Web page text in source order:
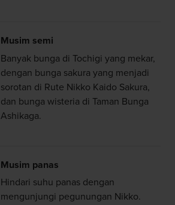
Musim semi
Banyak bunga di Tochigi yang mekar,
dengan bunga sakura yang menjadi
sorotan di Rute Nikko Kaido Sakura,
dan bunga wisteria di Taman Bunga
Ashikaga.
Musim panas
Hindari suhu panas dengan
mengunjungi pegunungan Nikko.